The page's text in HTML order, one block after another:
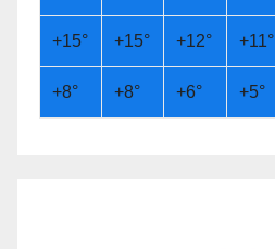
+15° +15° +12° +11°
+8° +8° +6° +5°